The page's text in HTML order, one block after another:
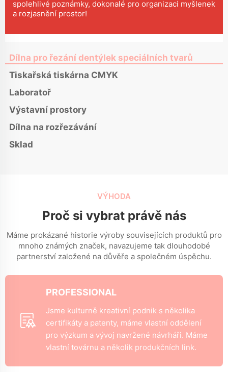
spolehlivé poznámky, dokonalé pro organizaci myšlenek
a rozjasnění prostor!
Dílna pro řezání dentýlek speciálních tvarů
Tiskařská tiskárna CMYK
Laboratoř
Výstavní prostory
Dílna na rozřezávání
Sklad
VÝHODA
Proč si vybrat právě nás
Máme prokázané historie výroby souvisejících produktů pro
mnoho známých značek, navazujeme tak dlouhodobé
partnerství založené na důvěře a společném úspěchu.
PROFESSIONAL
Jsme kulturně kreativní podnik s několika
certifikáty a patenty, máme vlastní oddělení
pro výzkum a vývoj navržené návrháři. Máme
vlastní továrnu a několik produkčních link.